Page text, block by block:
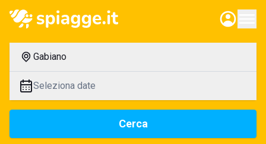
Gabiano
Seleziona date
Cerca